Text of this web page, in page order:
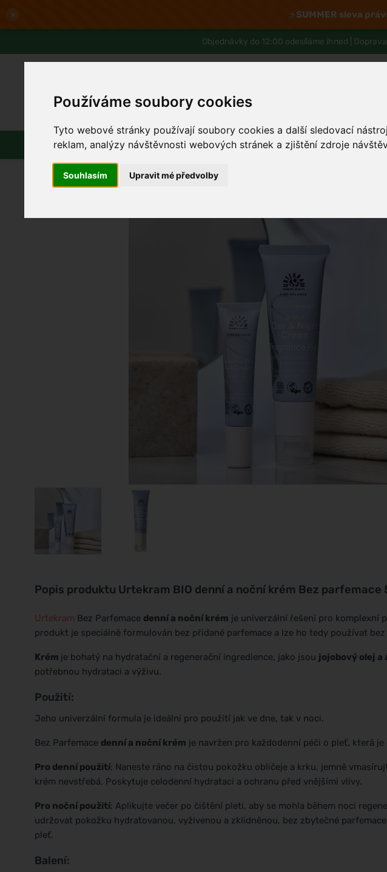
Používáme soubory cookies
Tyto webové stránky používají soubory cookies a další sledovací
reklam, analýzy návštěvnosti webových stránek a zjištění zdroje
Souhlasím Upravit mé předvolby
× ⚡SUMMER sleva
Objednávky do 12:00 odesíláme ihned |
Parfémy Líčení Vlasy Pleť Tělo a hygiena
Popis produktu Urtekram BIO denní a noční krém Bez parfemace
Urtekram Bez Parfemace denní a noční krém je univerzální řešení pro komplexní
produkt je speciálně formulován bez přidané parfemace a lze ho tedy používat
Krém je bohatý na hydratační a regenerační ingredience, jako jsou jojobový olej a
potřebnou hydrataci a výživu.
Použití:
Jeho univerzální formula je ideální pro použití jak ve dne, tak v noci.
Bez Parfemace denní a noční krém je navržen pro každodenní péči o pleť, která je
Pro denní použití: Naneste ráno na čistou pokožku obličeje a krku, jemně
krém nevstřebá. Poskytuje celodenní hydrataci a ochranu před vnějšími vlivy.
Pro noční použití: Aplikujte večer po čištění pleti, aby se mohla během noci
udržovat pokožku hydratovanou, vyživenou a zklidněnou, bez zbytečné
pleť.
Balení: